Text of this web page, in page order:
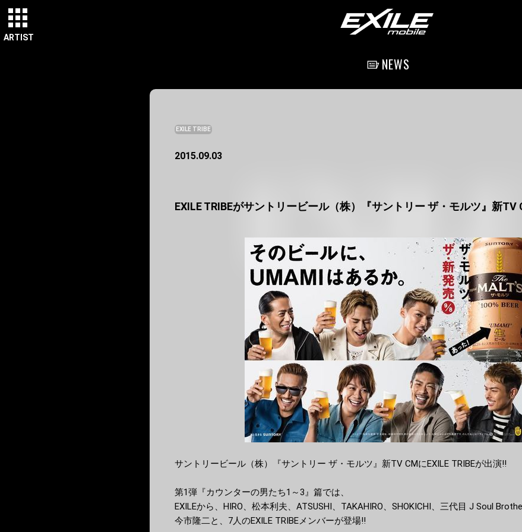
ARTIST
NEWS
EXILE TRIBE
2015.09.03
EXILE TRIBEがサントリービール（株）『サントリー ザ・モルツ』新TV
サントリービール（株）『サントリー ザ・モルツ』新TV CMにEXILE TRIBEが出演!!
第1弾『カウンターの男たち1～3』篇では、
EXILEから、HIRO、松本利夫、ATSUSHI、TAKAHIRO、SHOKICHI、三代目 J Soul
今市隆二と、7人のEXILE TRIBEメンバーが登場!!